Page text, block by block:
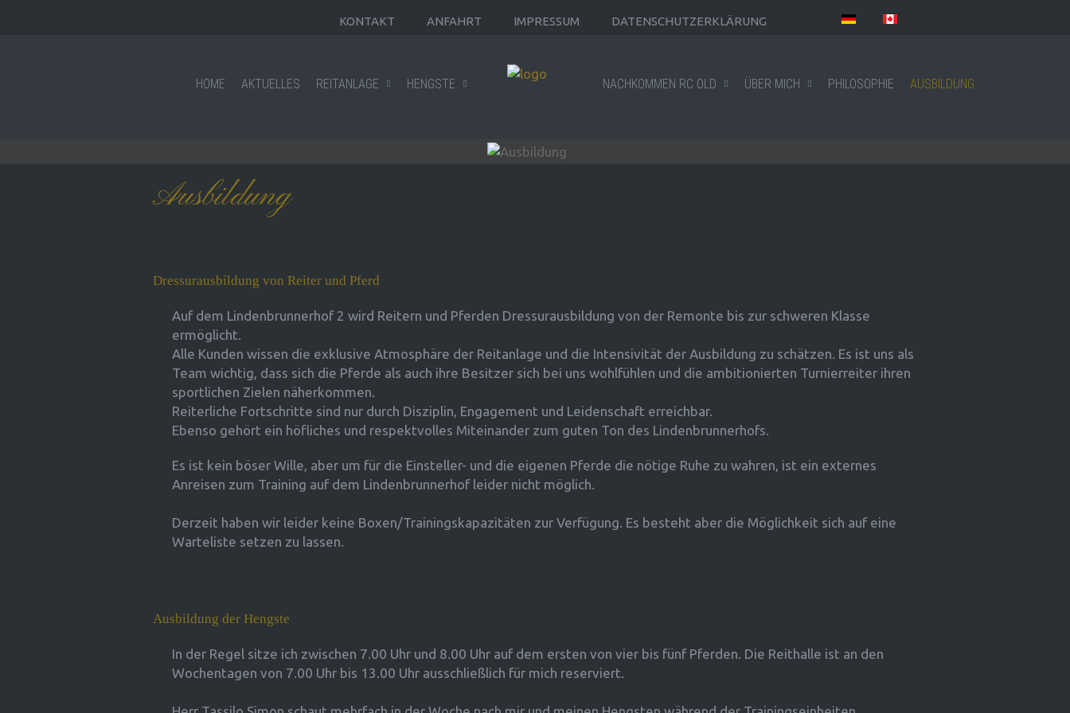
KONTAKT ANFAHRT IMPRESSUM DATENSCHUTZERKLÄRUNG
HOME AKTUELLES REITANLAGE HENGSTE NACHKOMMEN RC OLD ÜBER MICH PHILOSOPHIE AUSBILDUNG
Ausbildung
Dressurausbildung von Reiter und Pferd
Auf dem Lindenbrunnerhof 2 wird Reitern und Pferden Dressurausbildung von der Remonte bis zur schweren Klasse
ermöglicht.
Alle Kunden wissen die exklusive Atmosphäre der Reitanlage und die Intensivität der Ausbildung zu schätzen. Es ist uns als
Team wichtig, dass sich die Pferde als auch ihre Besitzer sich bei uns wohlfühlen und die ambitionierten Turnierreiter ihren
sportlichen Zielen näherkommen.
Reiterliche Fortschritte sind nur durch Disziplin, Engagement und Leidenschaft erreichbar.
Ebenso gehört ein höfliches und respektvolles Miteinander zum guten Ton des Lindenbrunnerhofs.
Es ist kein böser Wille, aber um für die Einsteller- und die eigenen Pferde die nötige Ruhe zu wahren, ist ein externes
Anreisen zum Training auf dem Lindenbrunnerhof leider nicht möglich.
Derzeit haben wir leider keine Boxen/Trainingskapazitäten zur Verfügung. Es besteht aber die Möglichkeit sich auf eine
Warteliste setzen zu lassen.
Ausbildung der Hengste
In der Regel sitze ich zwischen 7.00 Uhr und 8.00 Uhr auf dem ersten von vier bis fünf Pferden. Die Reithalle ist an den
Wochentagen von 7.00 Uhr bis 13.00 Uhr ausschließlich für mich reserviert.